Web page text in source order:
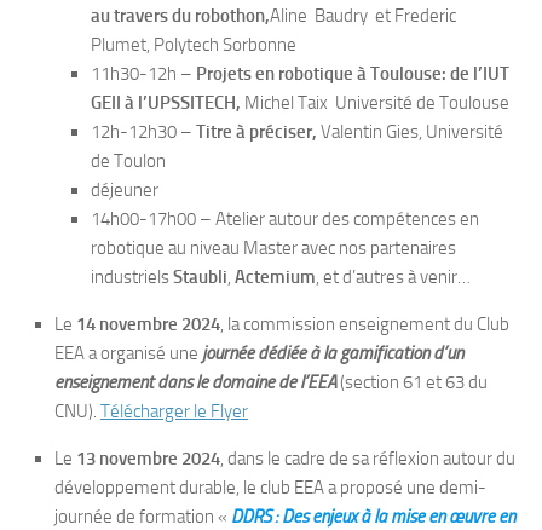
au travers du robothon,Aline Baudry et Frederic
Plumet, Polytech Sorbonne
11h30-12h – Projets en robotique àToulouse: de l’IUT
GEII à l’UPSSITECH, Michel Taix Université de Toulouse
12h-12h30 – Titre à préciser, Valentin Gies, Université
de Toulon
déjeuner
14h00-17h00 – Atelier autour des compétences en
robotique au niveau Master avec nos partenaires
industrielsStaubli, Actemium, et d’autres à venir…
Le 14 novembre 2024, la commission enseignement du Club
EEA a organisé une journée dédiée à la gamification d’un
enseignement dans le domaine de l’EEA(section 61 et 63 du
CNU). Télécharger le Flyer
Le 13 novembre 2024, dans le cadre de sa réflexion autour du
développement durable, le club EEA a proposé une demi-
journée de formation « DDRS : Des enjeux à la mise en œuvre en